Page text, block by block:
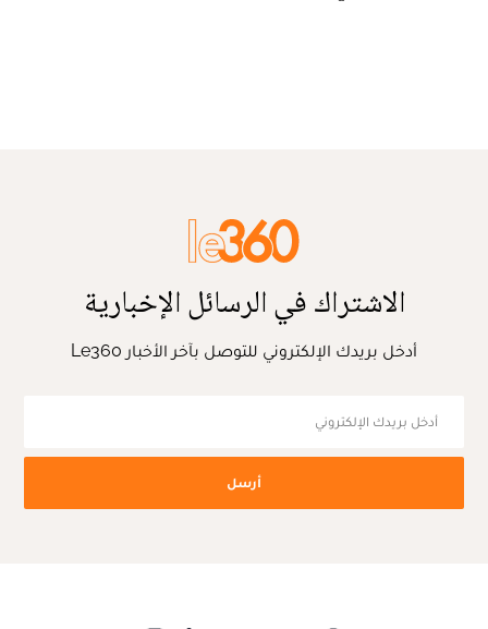
الاشتراك في الرسائل الإخبارية
أدخل بريدك الإلكتروني للتوصل بآخر الأخبار Le360
أرسل